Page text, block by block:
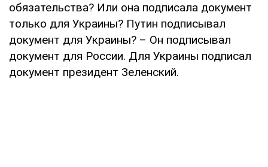
обязательства? Или она подписала документ
только для Украины? Путин подписывал
документ для Украины? – Он подписывал
документ для России. Для Украины подписал
документ президент Зеленский.